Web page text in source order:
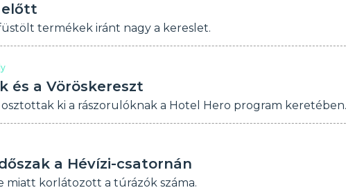
előtt
termékek iránt nagy a kereslet.
és a Vöröskereszt
ki a rászorulóknak a Hotel Hero program keretében.
a Hévízi-csatornán
korlátozott a túrázók száma.